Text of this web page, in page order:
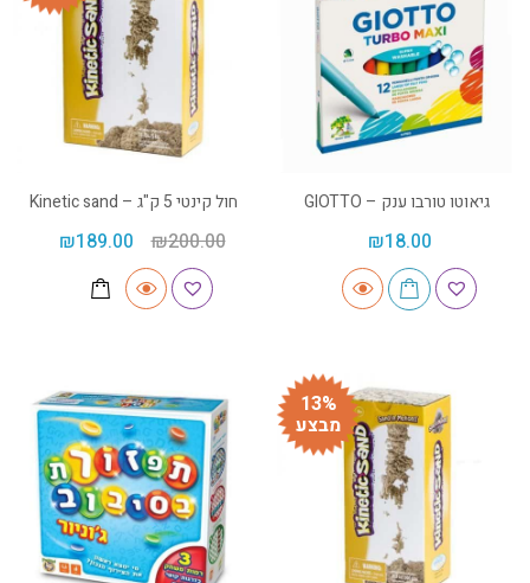
גיאוטו טורבו ענק – GIOTTO
₪18.00
חול קינטי 5 ק"ג – Kinetic sand
₪200.00
₪189.00
13%
מבצע